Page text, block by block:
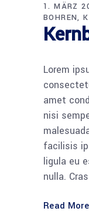
1. MÄRZ
BOHREN
Lorem
amet
nisi
facilisis
ligula eu
nulla.
Read More